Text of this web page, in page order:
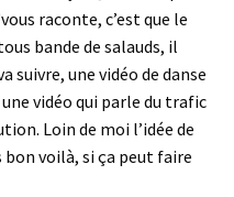
raconte, c’est que le
bande de salauds, il
suivre, une vidéo de danse
vidéo qui parle du trafic
Loin de moi l’idée de
voilà, si ça peut faire